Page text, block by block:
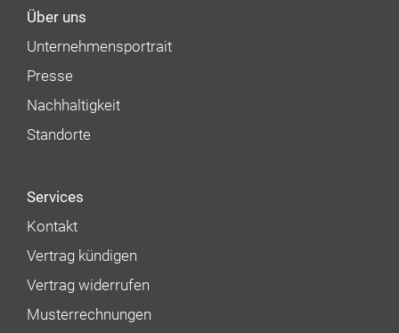
Über uns
Unternehmens­portrait
Presse
Nachhaltigkeit
Standorte
Services
Kontakt
Vertrag kündigen
Vertrag widerrufen
Musterrechnungen